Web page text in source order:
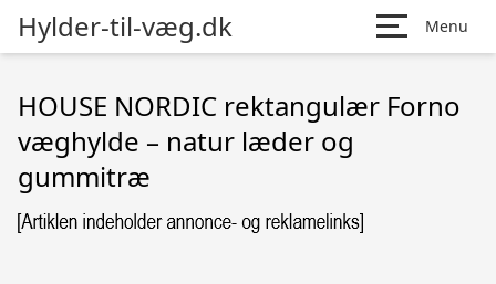
Hylder-til-væg.dk Menu
HOUSE NORDIC rektangulær Forno
væghylde – natur læder og
gummitræ